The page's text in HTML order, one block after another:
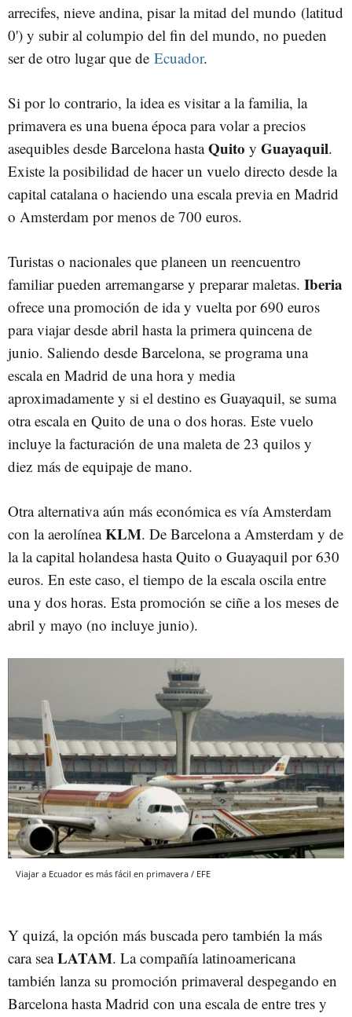
arrecifes, nieve andina, pisar la mitad del mundo (latitud
0') y subir al columpio del fin del mundo, no pueden
ser de otro lugar que de Ecuador.
Si por lo contrario, la idea es visitar a la familia, la
primavera es una buena época para volar a precios
asequibles desde Barcelona hastaQuito y Guayaquil.
Existe la posibilidad de hacer un vuelo directo desde la
capital catalana o haciendo una escala previa en Madrid
o Amsterdam por menos de 700 euros.
Turistas o nacionales que planeen un reencuentro
familiar pueden arremangarse y preparar maletas. Iberia
ofrece una promoción de ida y vuelta por 690 euros
para viajar desde abril hasta la primera quincena de
junio. Saliendo desde Barcelona, se programa una
escala en Madrid de una hora y media
aproximadamente y si el destino es Guayaquil, se suma
otra escala en Quito de una o dos horas. Este vuelo
incluye la facturación de una maleta de 23 quilos y
diez más de equipaje de mano.
Otra alternativa aún más económica es vía Amsterdam
con la aerolíneaKLM. De Barcelona a Amsterdam y de
la la capital holandesa hasta Quito o Guayaquil por 630
euros. En este caso, el tiempo de la escala oscila entre
una y dos horas. Esta promoción se ciñe a los meses de
abril y mayo (no incluye junio).
Viajar a Ecuador es más fácil en primavera / EFE
Y quizá, la opción más buscada pero también la más
cara seaLATAM. La compañía latinoamericana
también lanza su promoción primaveral despegando en
Barcelona hasta Madrid con una escala de entre tres y